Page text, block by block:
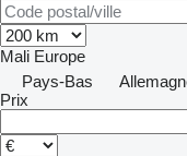
Mali Europe
Pays-Bas
Prix